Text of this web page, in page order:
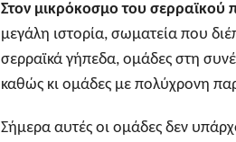
Στον μικρόκοσμο του
μεγάλη ιστορία, σωματεία που
σερραϊκά γήπεδα, ομάδες στη
καθώς κι ομάδες με πολύχρονη
Σήμερα αυτές οι ομάδες δεν